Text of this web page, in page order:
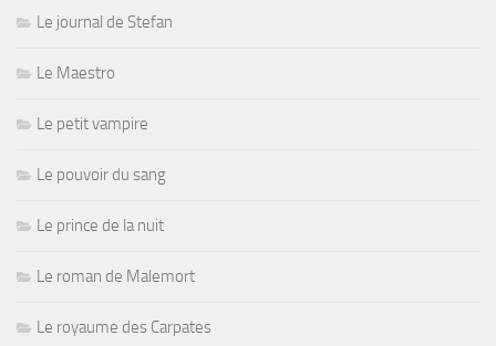
Le journal de Stefan
Le Maestro
Le petit vampire
Le pouvoir du sang
Le prince de la nuit
Le roman de Malemort
Le royaume des Carpates